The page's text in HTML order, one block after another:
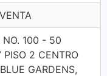
NO. 100 - 50
2 CENTRO
GARDENS,